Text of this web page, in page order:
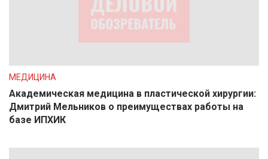
МЕДИЦИНА
Академическая медицина в пластической хирургии:
Дмитрий Мельников о преимуществах работы на
базе ИПХИК